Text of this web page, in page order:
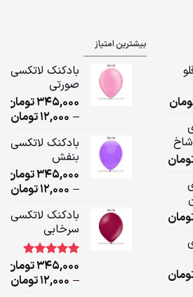
بیشترین امتیاز
بادکنک لاتکسی
صورتی
345,000تومان
–
12,000تومان
بادکنک لاتکسی
بنفش
345,000تومان
–
12,000تومان
بادکنک لاتکسی
سرخابی
امتیاز5.00
1
مشتری
345,000تومان
–
12,000تومان